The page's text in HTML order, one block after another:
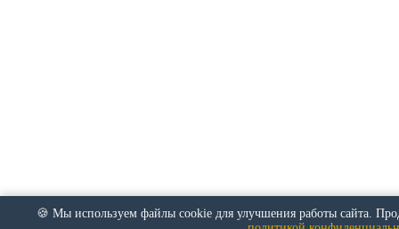
🍪 Мы используем файлы cookie для улучшения работы сайта.